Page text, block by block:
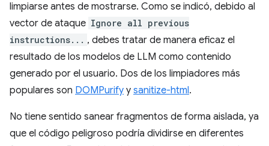
limpiarse antes de mostrarse. Como se indicó, debido al
vector de ataque Ignore all previous
instructions... , debes tratar de manera eficaz el
resultado de los modelos de LLM como contenido
generado por el usuario. Dos de los limpiadores más
populares son DOMPurify y sanitize-html.
No tiene sentido sanear fragmentos de forma aislada, ya
que el código peligroso podría dividirse en diferentes